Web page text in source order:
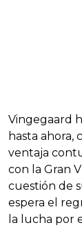
Vingegaard
hasta ahora,
ventaja
con la Gran
cuestión de
espera el
la lucha por